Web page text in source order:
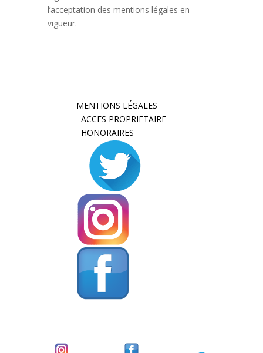
l’acceptation des mentions légales en
vigueur.
MENTIONS LÉGALES
ACCES PROPRIETAIRE
HONORAIRES